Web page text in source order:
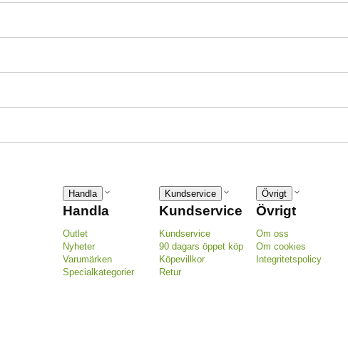
Handla
Handla
Outlet
Nyheter
Varumärken
Specialkategorier
Kundservice
Kundservice
Kundservice
90 dagars öppet köp
Köpevillkor
Retur
Övrigt
Övrigt
Om oss
Om cookies
Integritetspolicy